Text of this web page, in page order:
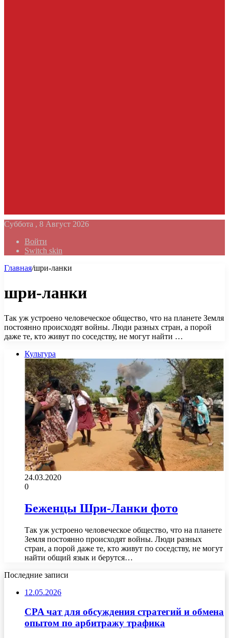
Суббота , 8 Август 2026
Войти
Switch skin
Главная/шри-ланки
шри-ланки
Так уж устроено человеческое общество, что на планете Земля
постоянно происходят войны. Люди разных стран, а порой
даже те, кто живут по соседству, не могут найти …
Культура
24.03.2020
0
Беженцы Шри-Ланки фото
Так уж устроено человеческое общество, что на планете
Земля постоянно происходят войны. Люди разных
стран, а порой даже те, кто живут по соседству, не могут
найти общий язык и берутся…
Последние записи
12.05.2026
CPA чат для обсуждения стратегий и обмена
опытом по арбитражу трафика